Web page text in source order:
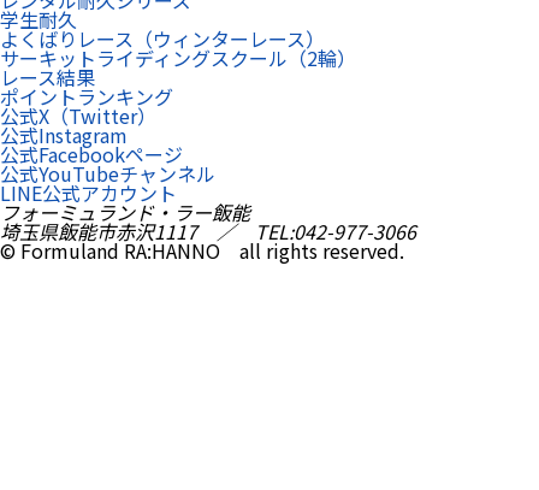
学生耐久
よくばりレース（ウィンターレース）
サーキットライディングスクール（2輪）
レース結果
ポイントランキング
公式X（Twitter）
公式Instagram
公式Facebookページ
公式YouTubeチャンネル
LINE公式アカウント
フォーミュランド・ラー飯能
埼玉県飯能市赤沢1117 ／ TEL:042-977-3066
© Formuland RA:HANNO all rights reserved.